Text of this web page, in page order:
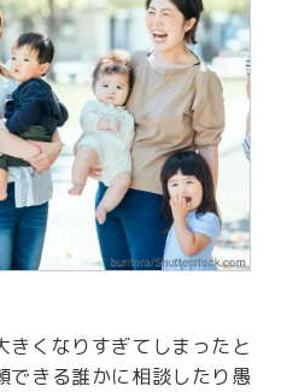
きくなりすぎてしまったと
できる誰かに相談したり愚